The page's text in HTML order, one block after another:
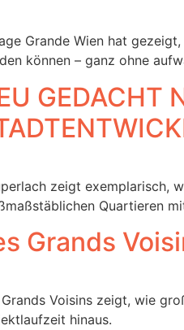
Grande Wien hat
können – ganz ohne
GEDACHT
zeigt exemplarisch,
Quartieren
Grands
Grands Voisins zeigt, wie
hinaus.